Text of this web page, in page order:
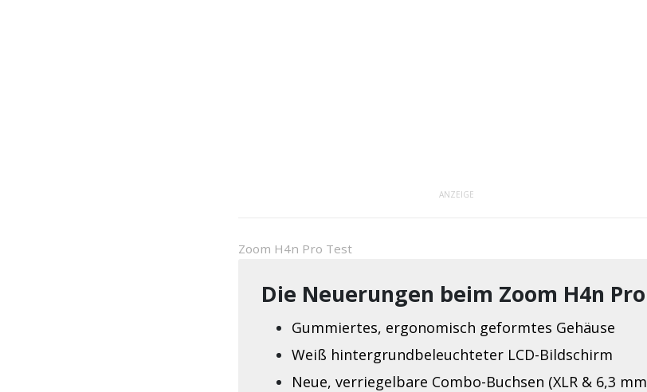
ANZEIGE
Zoom H4n Pro Test
Die Neuerungen beim Zoom H4n Pro
Gummiertes, ergonomisch geformtes Gehäuse
Weiß hintergrundbeleuchteter LCD-Bildschirm
Neue, verriegelbare Combo-Buchsen (XLR & 6,3 mm